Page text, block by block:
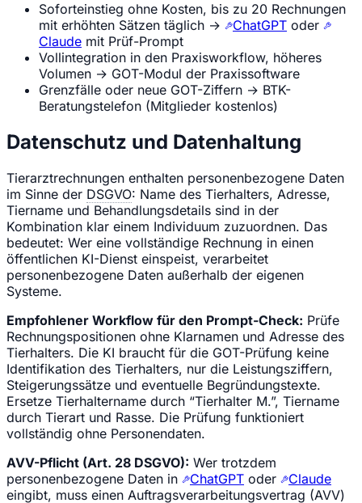
Soforteinstieg ohne Kosten, bis zu 20 Rechnungen
mit erhöhten Sätzen täglich →
ChatGPT oder
Claude mit Prüf-Prompt
Vollintegration in den Praxisworkflow, höheres
Volumen → GOT-Modul der Praxissoftware
Grenzfälle oder neue GOT-Ziffern → BTK-
Beratungstelefon (Mitglieder kostenlos)
Datenschutz und Datenhaltung
Tierarztrechnungen enthalten personenbezogene Daten
im Sinne der DSGVO: Name des Tierhalters, Adresse,
Tiername und Behandlungsdetails sind in der
Kombination klar einem Individuum zuzuordnen. Das
bedeutet: Wer eine vollständige Rechnung in einen
öffentlichen KI-Dienst einspeist, verarbeitet
personenbezogene Daten außerhalb der eigenen
Systeme.
Empfohlener Workflow für den Prompt-Check: Prüfe
Rechnungspositionen ohne Klarnamen und Adresse des
Tierhalters. Die KI braucht für die GOT-Prüfung keine
Identifikation des Tierhalters, nur die Leistungsziffern,
Steigerungssätze und eventuelle Begründungstexte.
Ersetze Tierhaltername durch “Tierhalter M.”, Tiername
durch Tierart und Rasse. Die Prüfung funktioniert
vollständig ohne Personendaten.
AVV-Pflicht (Art. 28 DSGVO): Wer trotzdem
personenbezogene Daten in
ChatGPT oder
Claude
eingibt, muss einen Auftragsverarbeitungsvertrag (AVV)